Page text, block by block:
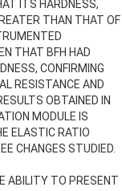
ITS HARDNESS,
THAN THAT OF
THAT BFH HAD
CONFIRMING
RESISTANCE AND
OBTAINED IN
MODULE IS
ELASTIC RATIO
CHANGES STUDIED.
ABILITY TO PRESENT